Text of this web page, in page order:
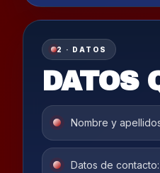
2 · DATOS
DATOS
Nombre y
Datos de